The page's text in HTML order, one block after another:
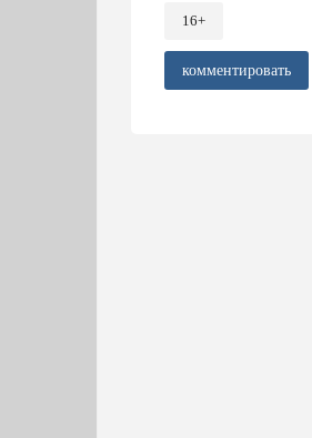
16+
комментировать